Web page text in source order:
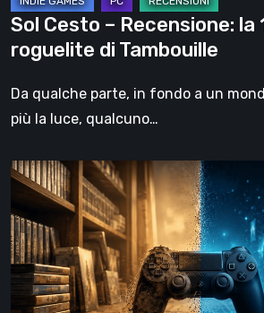
Tambouille
Sol Cesto – Recensione: la
roguelite di Tambouille
Da qualche parte, in fondo a un
più la luce, qualcuno…
Il
futuro
del
formato
fisico